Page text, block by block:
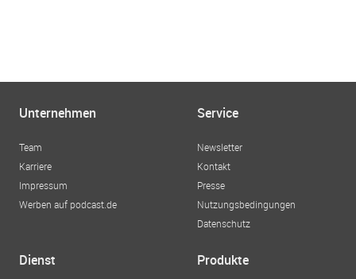
Unternehmen
Team
Karriere
Impressum
Werben auf podcast.de
Service
Newsletter
Kontakt
Presse
Nutzungsbedingungen
Datenschutz
Dienst Produkte